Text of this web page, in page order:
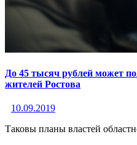
До 45 тысяч рублей может
жителей Ростова
10.09.2019
Таковы планы властей